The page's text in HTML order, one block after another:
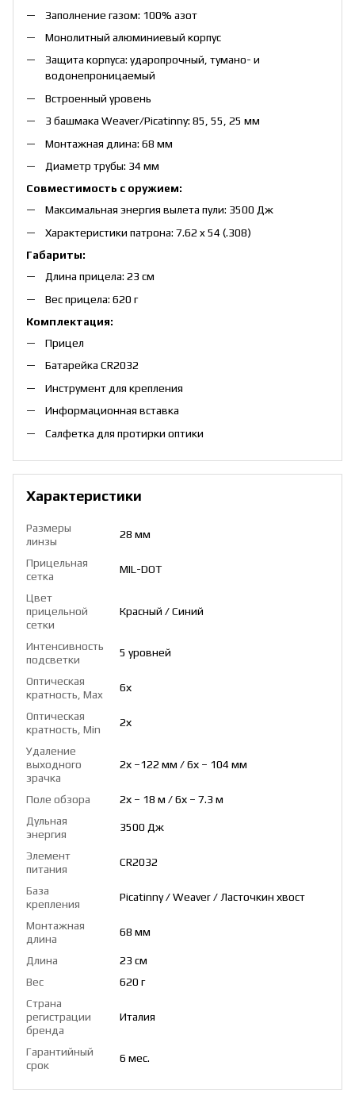
Заполнение газом: 100% азот
Монолитный алюминиевый корпус
Защита корпуса: ударопрочный, тумано- и
водонепроницаемый
Встроенный уровень
3 башмака Weaver/Picatinny: 85, 55, 25 мм
Монтажная длина: 68 мм
Диаметр трубы: 34 мм
Совместимость с оружием:
Максимальная энергия вылета пули: 3500 Дж
Характеристики патрона: 7.62 x 54 (.308)
Габариты:
Длина прицела: 23 см
Вес прицела: 620 г
Комплектация:
Прицел
Батарейка СR2032
Инструмент для крепления
Информационная вставка
Салфетка для протирки оптики
Характеристики
Размеры
линзы
28 мм
Прицельная
сетка
MIL-DOT
Цвет
прицельной
сетки
Красный / Синий
Интенсивность
подсветки
5 уровней
Оптическая
кратность, Max
6х
Оптическая
кратность, Min
2х
Удаление
выходного
зрачка
2х –122 мм / 6х – 104 мм
Поле обзора
2х – 18 м / 6х – 7.3 м
Дульная
энергия
3500 Дж
Элемент
питания
CR2032
База
крепления
Piсаtіnnу / Wеаvеr / Ласточкин хвост
Монтажная
длина
68 мм
Длина
23 см
Вес
620 г
Страна
регистрации
бренда
Италия
Гарантийный
срок
6 мес.